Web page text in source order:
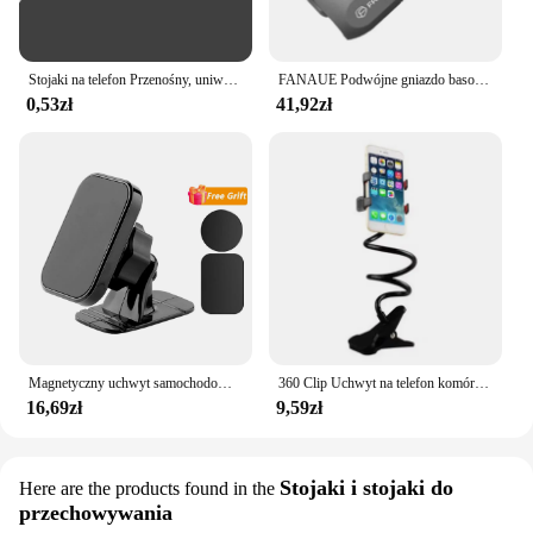
Stojaki na telefon Przenośny, uniwersalny, składany plastikowy uchwyt na telefon Obsługa tabletu i komputera dla iPada IPhone Samsung Xiaomi Huawei Vivo
0,53zł
FANAUE Podwójne gniazdo basowe Podpórka na ramię Samochodowy uchwyt na telefon komórkowy Motocykl Motocykl 1-calowy echosonda z kulką do montażu Ram
41,92zł
Magnetyczny uchwyt samochodowy na telefon stojak 360 stopni komórka mobilna Air Vent magnes góra GPS wsparcie dla iPhone Xiaomi Samsung Huawei
16,69zł
360 Clip Uchwyt na telefon komórkowy Stojak Przenośny Elastyczny Leniwy Łóżko Uchwyt na biurko Smartfony Stojak na biurko Podstawa 70 cm
9,59zł
Here are the products found in the Stojaki i stojaki do
przechowywania